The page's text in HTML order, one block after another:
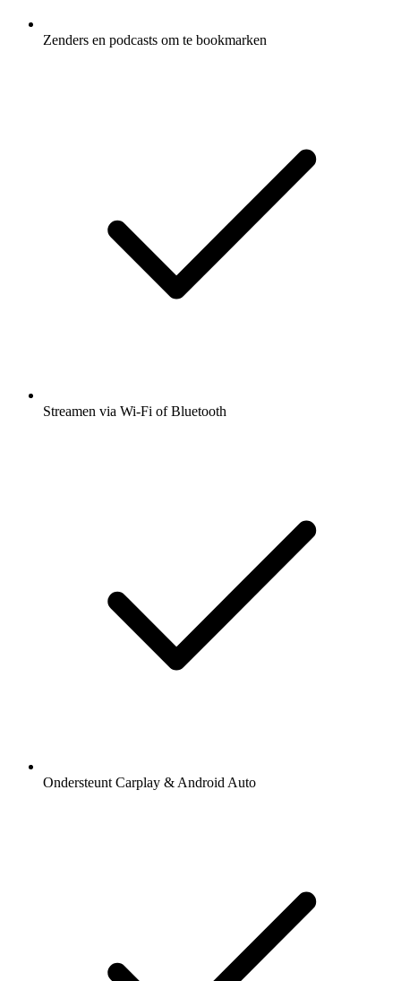
Zenders en podcasts om te bookmarken
Streamen via Wi-Fi of Bluetooth
Ondersteunt Carplay & Android Auto